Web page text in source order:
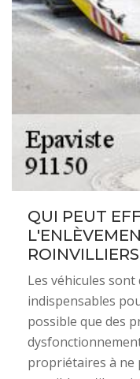
QUI PEUT
Les véhicules
indispensables
possible que des
propriétaires à ne